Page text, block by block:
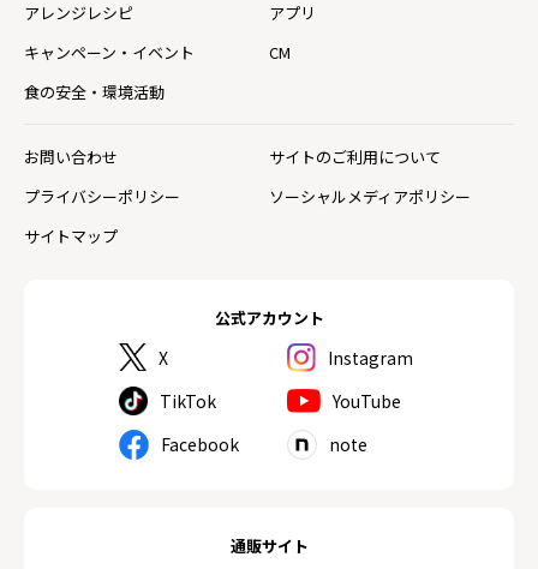
公式アカウント
X
Instagram
TikTok
YouTube
Facebook
note
通販サイト
アレンジレシピ
アプリ
キャンペーン・イベント
CM
食の安全・環境活動
お問い合わせ
サイトのご利用について
プライバシーポリシー
ソーシャルメディアポリシー
サイトマップ